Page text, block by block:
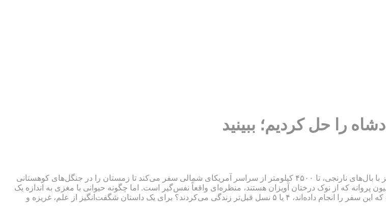
را حل کردیم؛ ببینید
مهاجرت پروانه‌های پادشاه یکی از بزرگترین رویدادهای طبیعت است. این پروانه شگفت‌انگیز با بال‌های نارنجی، تا ۴۵۰۰ کیلومتر از سراسر آمریکای شمالی سفر می‌کند تا زمستان را در جنگل‌های کوهستانی
پروانه که از نوک درختان آویزان هستند، منظره‌ای واقعاً نفس‌گیر است. اما چگونه حیوانی با مغزی به اندازه‌ یک
دانه‌ خشخاش، به این مکان خاص مسیریابی می‌کند، به خصوص که آخرین پروانه‌های پادشاه که این سفر را انجام داده‌اند، ۴ یا ۵ نسل قبل‌تر زندگی می‌کردند؟ برای یک داستان شگفت‌انگیز از علم، غریزه و